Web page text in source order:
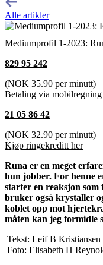
Alle artikler
Mediumprofil 1-2023:
829 95 242
(NOK 35.90 per minutt)
Betaling via
21 05 86 42
(NOK 32.90 per minutt)
Kjøp ringekreditt her
Runa er en meget
hun jobber. For henne
starter en reaksjon som
bruker også krystaller
koblet opp mot
måten kan jeg formidle
Tekst: Leif B
Foto: Elisabeth H